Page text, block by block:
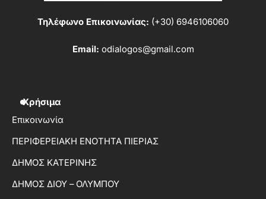
Τηλέφωνο Επικοινωνίας: (+30) 6946106060
Email: odialogos@gmail.com
Χρήσιμα
Επικοινωνία
ΠΕΡΙΦΕΡΕΙΑΚΗ ΕΝΟΤΗΤΑ ΠΙΕΡΙΑΣ
ΔΗΜΟΣ ΚΑΤΕΡΙΝΗΣ
ΔΗΜΟΣ ΔΙΟΥ – ΟΛΥΜΠΟΥ